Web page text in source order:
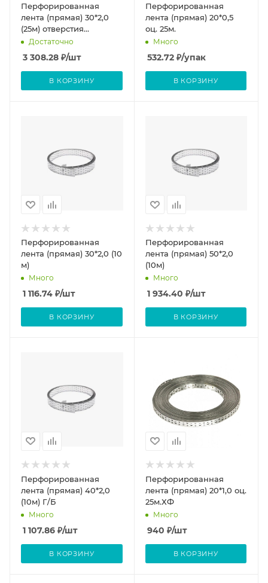
Перфорированная
лента (прямая) 30*2,0
(25м) отверстия
прямоугольные
Достаточно
3 308.28 ₽/шт
В КОРЗИНУ
Перфорированная
лента (прямая) 20*0,5
оц. 25м.
Много
532.72₽/упак
В КОРЗИНУ
Перфорированная
лента (прямая) 30*2,0 (10
м)
Много
1 116.74 ₽/шт
В КОРЗИНУ
Перфорированная
лента (прямая) 50*2,0
(10м)
Много
1 934.40 ₽/шт
В КОРЗИНУ
Перфорированная
лента (прямая) 40*2,0
(10м) Г/Б
Много
1 107.86 ₽/шт
В КОРЗИНУ
Перфорированная
лента (прямая) 20*1,0 оц.
25м.ХФ
Много
940 ₽/шт
В КОРЗИНУ